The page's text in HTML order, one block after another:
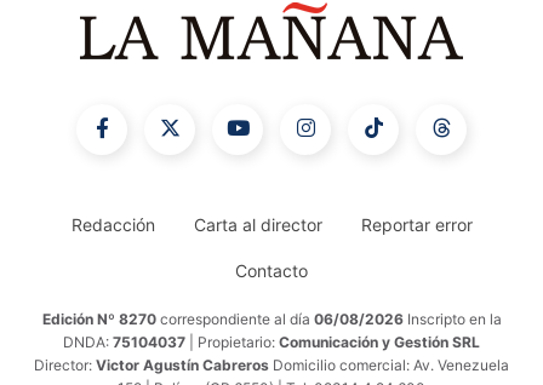
Redacción Carta al director Reportar error
Contacto
Edición Nº 8270 correspondiente al día 06/08/2026 Inscripto en la
DNDA: 75104037 | Propietario: Comunicación y Gestión SRL
Director: Victor Agustín Cabreros Domicilio comercial: Av. Venezuela